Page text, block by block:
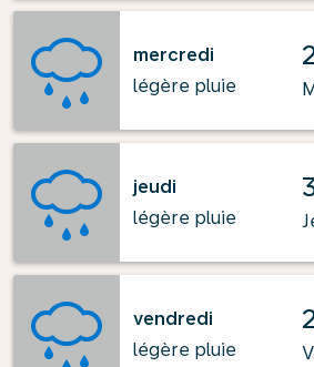
mercredi
légère pluie
jeudi
légère pluie
vendredi
légère pluie